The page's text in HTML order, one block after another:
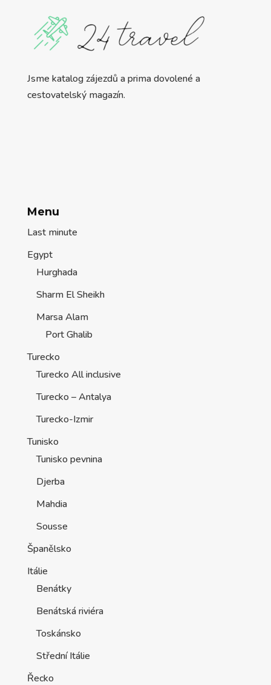
Jsme katalog zájezdů a prima dovolené a
cestovatelský magazín.
Menu
Last minute
Egypt
Hurghada
Sharm El Sheikh
Marsa Alam
Port Ghalib
Turecko
Turecko All inclusive
Turecko – Antalya
Turecko-Izmir
Tunisko
Tunisko pevnina
Djerba
Mahdia
Sousse
Španělsko
Itálie
Benátky
Benátská riviéra
Toskánsko
Střední Itálie
Řecko